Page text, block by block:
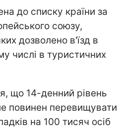
до списку країни за
союзу,
дозволено в'їзд в
числі в туристичних
що 14-денний рівень
повинен перевищувати
на 100 тисяч осіб